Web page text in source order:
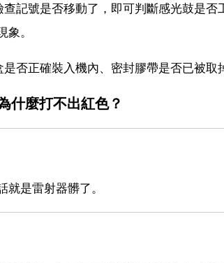
記號是否移動了，即可判斷感光鼓是
。
否正確裝入機內、密封膠帶是否已被取
麼打不出紅色？
是雷射器髒了。